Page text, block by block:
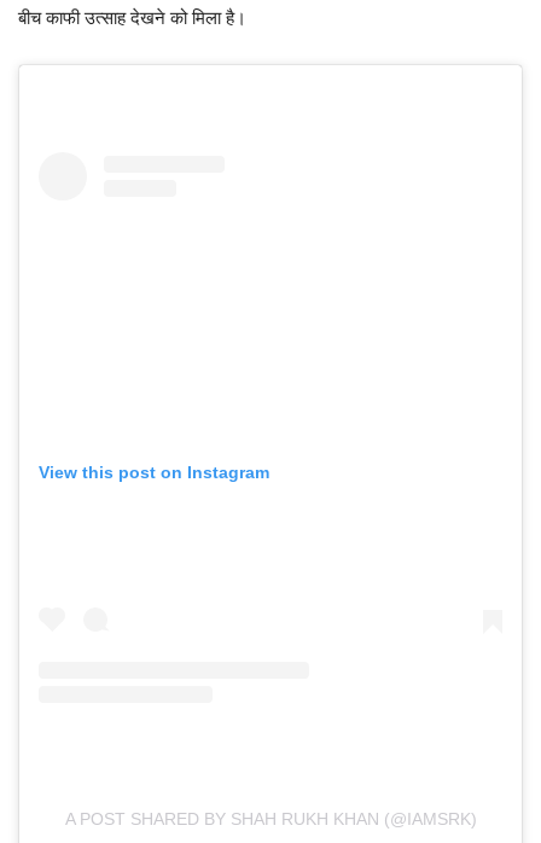
बीच काफी उत्साह देखने को मिला है।
View this post on Instagram
A POST SHARED BY SHAH RUKH KHAN (@IAMSRK)